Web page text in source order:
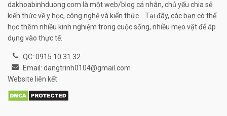
dakhoabinhduong.com là một web/blog cá nhân, chủ yếu chia sẻ
kiến thức về y học, công nghệ và kiến thức... Tại đây, các bạn có thể
học thêm nhiều kinh nghiệm trong cuộc sống, nhiều mẹo vặt để áp
dụng vào thực tế.
QC: 0915 10 31 32
Email: dangtrinh0104@gmail.com
Website liên kết: